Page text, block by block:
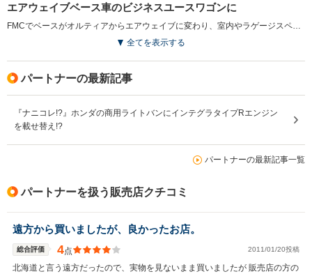
エアウェイブベース車のビジネスユースワゴンに
FMCでベースがオルティアからエアウェイブに変わり、室内やラゲージスペースのいずれも拡大された。エンジンは1.5Lの直4i-DSIにクラス初となる5ATを組み合わせ、スムーズな加速とハイレベルな燃費性能を実現させた。クリーン性能も「平成17年排出ガス基準75%低減レベル」を達成している。駆動方式はFFのみ。リアには5:5分割シートを採用し、両方畳めばクラストップレベルとなる容量1147Lのラゲージスペースが出現する。安全装備は前席エアバッグが全車に標準装備となるほか、一部のグレードにはサイドエアバッグもオプション設定される。(2006.3)
全てを表示する
パートナーの最新記事
『ナニコレ!?』ホンダの商用ライトバンにインテグラタイプRエンジン
を載せ替え!?
パートナーの最新記事一覧
パートナーを扱う販売店クチコミ
遠方から買いましたが、良かったお店。
総合評価 4点 2011/01/20投稿
北海道と言う遠方だったので、実物を見ないまま買いましたが 販売店の方の